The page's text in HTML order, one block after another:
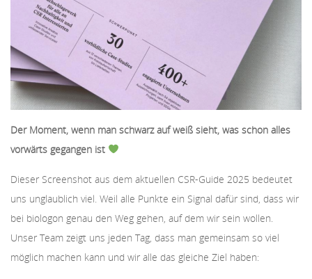
Der Moment, wenn man schwarz auf weiß sieht, was schon alles
vorwärts gegangen ist
Dieser Screenshot aus dem aktuellen CSR-Guide 2025 bedeutet
uns unglaublich viel. Weil alle Punkte ein Signal dafür sind, dass wir
bei biologon genau den Weg gehen, auf dem wir sein wollen.
Unser Team zeigt uns jeden Tag, dass man gemeinsam so viel
möglich machen kann und wir alle das gleiche Ziel haben: